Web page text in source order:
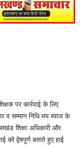
पर कार्रवाई के लिए
व सम्मान निधि मय ब्याज के
शिक्षा अधिकारी और
को द्वेषपूर्ण बताते हुए हाई